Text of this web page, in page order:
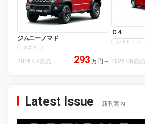
ジムニーノマド
スズキ
2026.07発売 293 万円 ～
Ｃ４
シトロエン
2026.06発売
Latest Issue 新刊案内